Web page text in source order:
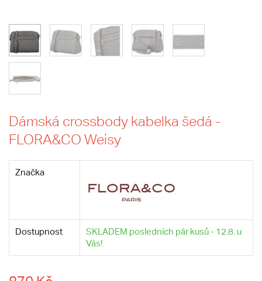
Dámská crossbody kabelka šedá -
FLORA&CO Weisy
Značka
Dostupnost
SKLADEM posledních pár kusů - 12.8. u
Vás!